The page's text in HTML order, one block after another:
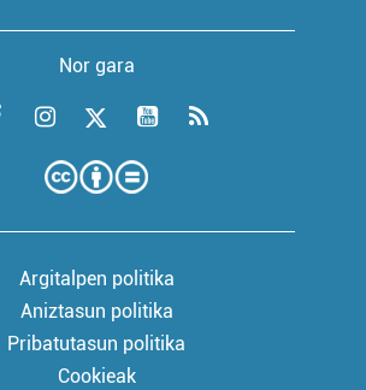
Nor gara
Argitalpen politika
Aniztasun politika
Pribatutasun politika
Cookieak